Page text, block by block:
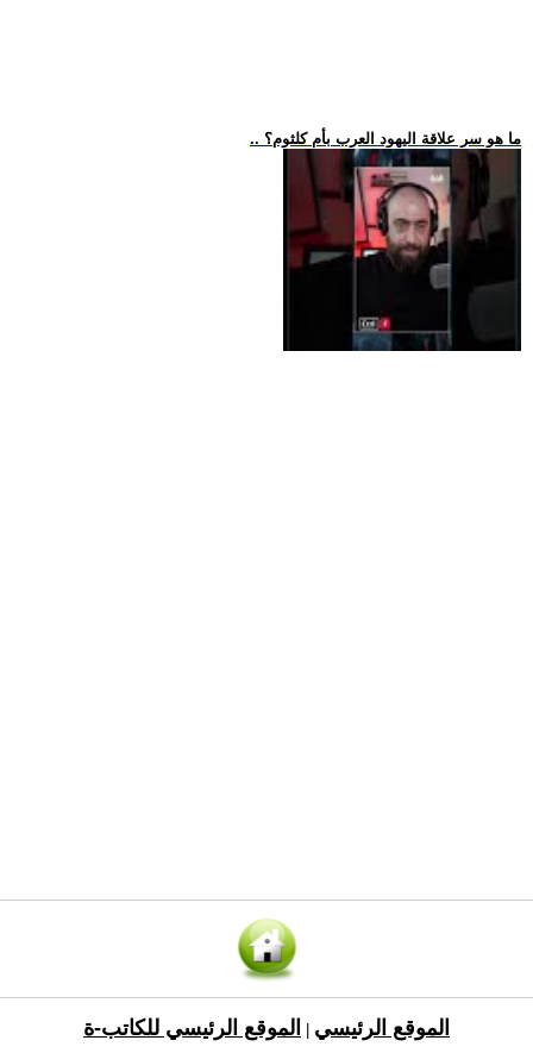
.. ما هو سر علاقة اليهود العرب بأم كلثوم؟
الموقع الرئيسي الموقع الرئيسي للكاتب-ة